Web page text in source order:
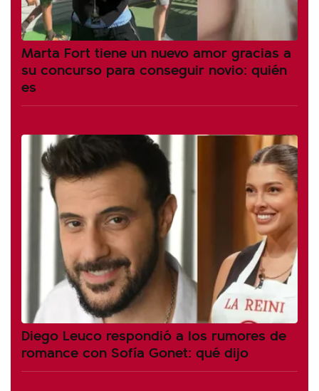
Marta Fort tiene un nuevo amor gracias a
su concurso para conseguir novio: quién
es
Diego Leuco respondió a los rumores de
romance con Sofía Gonet: qué dijo